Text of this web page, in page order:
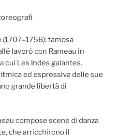
famosa
lavorò con Rameau in
cui Les Indes galantes.
ed espressiva delle sue
grande libertà di
compose scene di danza
che arricchirono il